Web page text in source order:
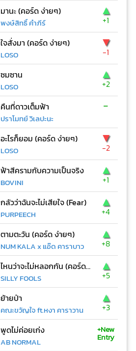
มานะ (คอร์ด ง่ายๆ)
พงษ์สิทธิ์ คำภีร์
▲
+1
ใจสั่งมา (คอร์ด ง่ายๆ)
LOSO
▼
-1
ซมซาน
LOSO
▲
+2
คืนที่ดาวเต็มฟ้า
ปราโมทย์ วิเลปะนะ
-
อะไรก็ยอม (คอร์ด ง่ายๆ)
LOSO
▼
-2
ฟ้าสีครามกับความเป็นจริง
BOVINI
▲
+1
กลัวว่าฉันจะไม่เสียใจ (Fear)
PURPEECH
▲
+4
ตามตะวัน (คอร์ด ง่ายๆ)
NUM KALA x แอ๊ด คาราบาว
▲
+8
ไหนว่าจะไม่หลอกกัน (คอร์ด ง่ายๆ)
SILLY FOOLS
▲
+5
ย้ายป่า
คณะขวัญใจ ft.หงา คาราวาน
▲
+3
พูดไม่ค่อยเก่ง
AB NORMAL
+New
Entry